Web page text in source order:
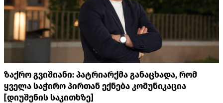
ზაქრო გვიშიანი: პატრიარქმა განაცხადა, რომ
ყველა საჭირო პირთან ექნება კომუნიკაცია
[დიუშენის საკითხზე]